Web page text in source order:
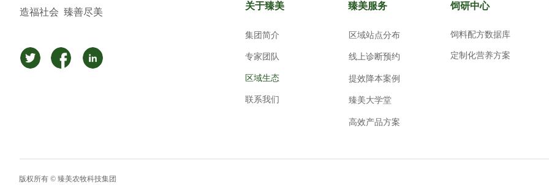
关于臻美
集团简介
专家团队
区域生态
联系我们
区域站点分布
线上诊断预约
提效降本案例
臻美大学堂
高效产品方案
臻美服务
饲料配方数据库
定制化营养方案
饲研中心
造福社会 臻善尽美
版权所有 © 臻美农牧科技集团